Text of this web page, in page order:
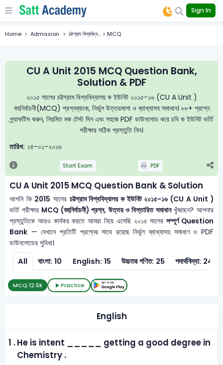
Sign In
Home Admission চট্টগ্রাম বিশ্ববিদ্য... > MCQ
CU A Unit 2015 MCQ Question Bank,
Solution & PDF
২০১৫ সালের চট্টগ্রাম বিশ্ববিদ্যালয় ক ইউনিট ২০১৫-১৬ (CU A Unit )
বহুনির্বাচনী(MCQ) প্রশ্নব্যাংক, নির্ভুল উত্তরমালা ও ব্যাখ্যাসহ সমাধান। ৮৮+ প্রশ্নে
প্র্যাকটিস করুন, নিয়মিত মক টেস্ট দিন এবং সহজে PDF ডাউনলোড করে চবি ক ইউনিট ভর্তি
পরীক্ষার সঠিক প্রস্তুতি নিন।
তারিখ: ২৪-০১-২০১৬
Start Exam PDF
CU A Unit 2015 MCQ Question Bank & Solution
আপনি কি 2015 সালের চট্টগ্রাম বিশ্ববিদ্যালয় ক ইউনিট ২০১৫-১৬ (CU A Unit )
ভর্তি পরীক্ষার MCQ (বহুনির্বাচনী) প্রশ্ন, উত্তর ও বিস্তারিত সমাধানখুঁজছেন? আপনার
প্রস্তুতিকে আরও কার্যকর করতে আমরা নিয়ে এসেছি ২০১৫ সালেরসম্পূর্ণ Question
Bank — যেখানে প্রতিটি প্রশ্নের সাথে রয়েছে নির্ভুল ব্যাখ্যাসহ সমাধাণ ও PDF
ডাউনলোডের সুবিধা।
All বাংলা: 10 English: 15 উচ্চতর গণিত: 25 পদার্থবিদ্যা: 24
MCQ:12.5k Practice
English
1 .He is intent _____ getting a good degree in
Chemistry .